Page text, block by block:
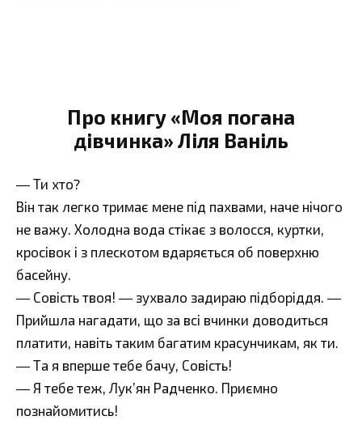
Про книгу «Моя погана
дівчинка» Ліля Ваніль
― Ти хто?
Він так легко тримає мене під пахвами, наче нічого
не важу. Холодна вода стікає з волосся, куртки,
кросівок і з плескотом вдаряється об поверхню
басейну.
― Совість твоя! ― зухвало задираю підборіддя. ―
Прийшла нагадати, що за всі вчинки доводиться
платити, навіть таким багатим красунчикам, як ти.
― Та я вперше тебе бачу, Совість!
― Я тебе теж, Лук’ян Радченко. Приємно
познайомитись!